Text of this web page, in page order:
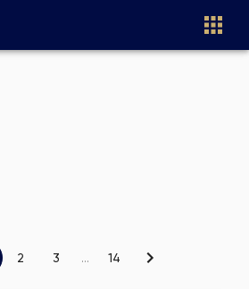
2 3 ... 14